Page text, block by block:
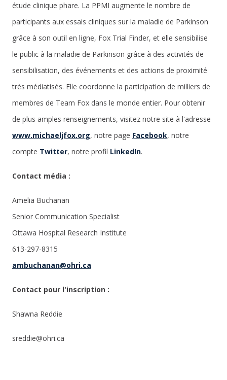
étude clinique phare. La PPMI augmente le nombre de
participants aux essais cliniques sur la maladie de Parkinson
grâce à son outil en ligne, Fox Trial Finder, et elle sensibilise
le public à la maladie de Parkinson grâce à des activités de
sensibilisation, des événements et des actions de proximité
très médiatisés. Elle coordonne la participation de milliers de
membres de Team Fox dans le monde entier. Pour obtenir
de plus amples renseignements, visitez notre site à l'adresse
www.michaeljfox.org, notre page Facebook, notre
compte Twitter, notre profil LinkedIn.
Contact média :
Amelia Buchanan
Senior Communication Specialist
Ottawa Hospital Research Institute
613-297-8315
ambuchanan@ohri.ca
Contact pour l'inscription :
Shawna Reddie
sreddie@ohri.ca